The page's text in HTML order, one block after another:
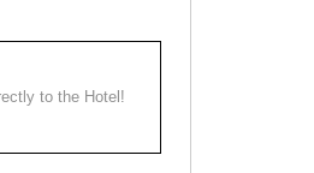
to the Hotel!